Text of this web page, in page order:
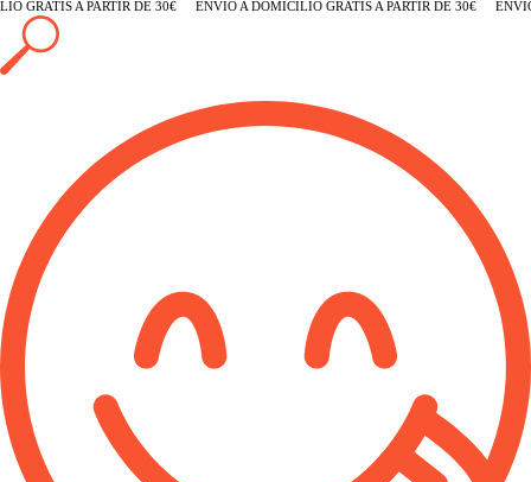
GRATIS A PARTIR DE 30€ ENVÍO A DOMICILIO GRATIS A PARTIR DE 30€ ENVÍO